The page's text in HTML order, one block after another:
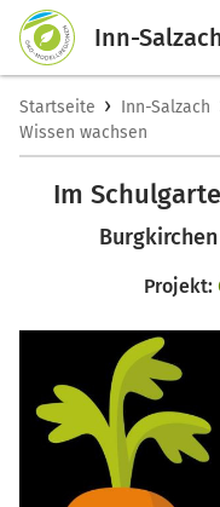
Inn-
Startseite › Inn-Salzach
Wissen wachsen
Im
Projekt: